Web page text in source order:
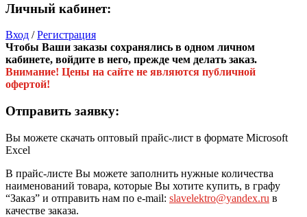
Личный кабинет:
Вход /Регистрация
Чтобы Ваши заказы сохранялись в одном личном
кабинете, войдите в него, прежде чем делать заказ.
Внимание! Цены на сайте не являются публичной
офертой!
Отправить заявку:
Вы можете скачать оптовый прайс-лист в формате Microsoft
Excel
В прайс-листе Вы можете заполнить нужные количества
наименований товара, которые Вы хотите купить, в графу
“Заказ” и отправить нам по e-mail: slavelektro@yandex.ru в
качестве заказа.